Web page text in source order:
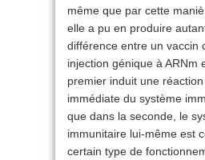
même que par cette
elle a pu en produire
différence entre un vaccin
injection génique à ARNm
premier induit une
immédiate du système
que dans la seconde, le
immunitaire lui-même est
certain type de